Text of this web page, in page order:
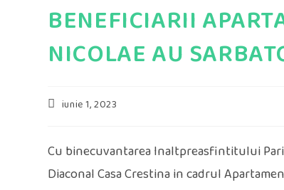
BENEFICIARII
NICOLAE AU
Postiunie 1, 2023
Cu binecuvantarea Inaltpreasfintitului
Diaconal Casa Crestina in cadrul